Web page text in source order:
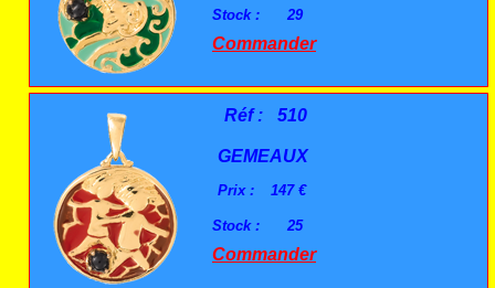
Stock : 29
Commander
Réf : 510
GEMEAUX
Prix : 147 €
Stock : 25
Commander